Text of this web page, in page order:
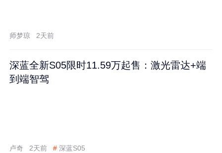
师梦琼 2天前
深蓝全新S05限时11.59万起售：激光雷达+端
到端智驾
卢奇 2天前 # 深蓝S05